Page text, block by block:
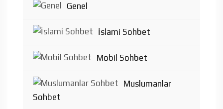
Genel
İslami Sohbet
Mobil Sohbet
Muslumanlar
Sohbet